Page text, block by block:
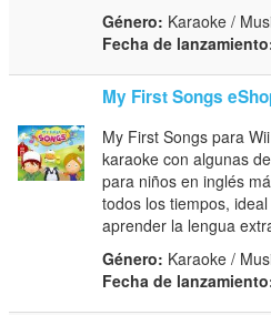
Género: Karaoke /
Fecha de
My First Songs
My First Songs para
karaoke con algunas
para niños en inglés
todos los tiempos,
aprender la lengua
Género: Karaoke /
Fecha de